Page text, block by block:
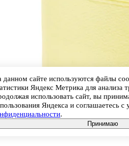
данном сайте используются файлы
Яндекс Метрика для анализа
использовать сайт, вы
Яндекса и соглашаетесь с
.
Принимаю